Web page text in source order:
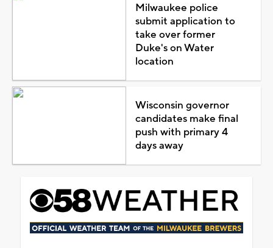
Milwaukee police
submit application to
take over former
Duke's on Water
location
Wisconsin governor
candidates make final
push with primary 4
days away